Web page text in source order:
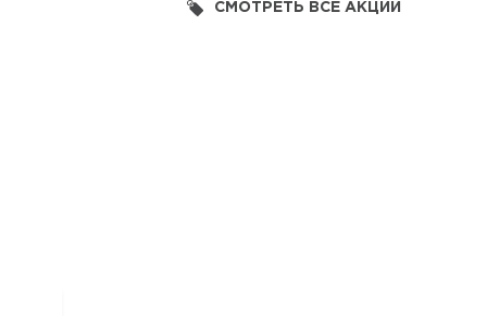
СМОТРЕТЬ ВСЕ АКЦИИ